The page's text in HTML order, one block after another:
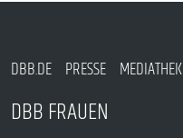
DBB.DE PRESSE MEDIATHEK
DBB FRAUEN